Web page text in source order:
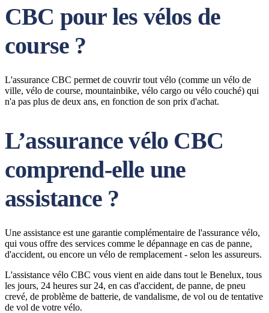
CBC pour les vélos de
course ?
L'assurance CBC permet de couvrir tout vélo (comme un vélo de
ville, vélo de course, mountainbike, vélo cargo ou vélo couché) qui
n'a pas plus de deux ans, en fonction de son prix d'achat.
L’assurance vélo CBC
comprend-elle une
assistance ?
Une assistance est une garantie complémentaire de l'assurance vélo,
qui vous offre des services comme le dépannage en cas de panne,
d'accident, ou encore un vélo de remplacement - selon les assureurs.
L'assistance vélo CBC vous vient en aide dans tout le Benelux, tous
les jours, 24 heures sur 24, en cas d'accident, de panne, de pneu
crevé, de problème de batterie, de vandalisme, de vol ou de tentative
de vol de votre vélo.